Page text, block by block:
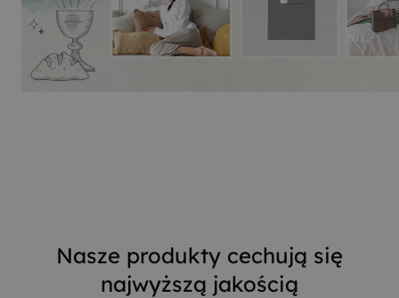
Nasze produkty cechują się
najwyższą jakością